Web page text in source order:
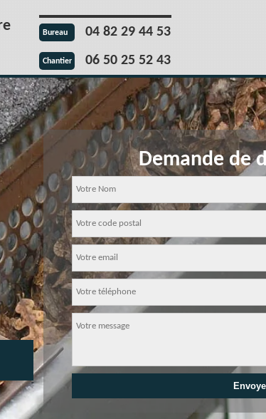
Bureau 04 82 29 44 53
Chantier 06 50 25 52 43
Demande de